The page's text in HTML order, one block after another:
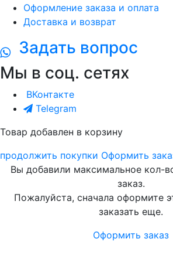
Оформление заказа и оплата
Доставка и возврат
Задать вопрос
Мы в соц. сетях
ВКонтакте
Telegram
Товар добавлен в корзину
продолжить покупки Оформить
Вы добавили максимальное кол-
заказ.
Пожалуйста, сначала оформите
заказать еще.
Оформить заказ